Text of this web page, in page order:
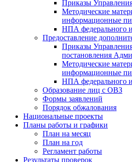
Приказы
Методические
информационные
НПА федерального
Предоставление
Приказы
постановления
Методические
информационные
НПА федерального
Образование лиц с ОВЗ
Формы заявлений
Порядок обжалования
Национальные проекты
Планы работы и графики
План на месяц
План на год
Регламент работы
Результаты проверок